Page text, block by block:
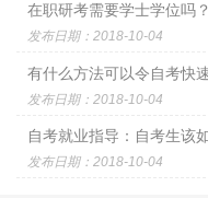
在职研考需要学士学位吗
发布日期：2018-10-04
有什么方法可以令自考快
发布日期：2018-10-04
自考就业指导：自考生该
发布日期：2018-10-04